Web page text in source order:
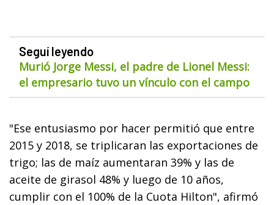
Seguí leyendo
Murió Jorge Messi, el padre de Lionel Messi:
el empresario tuvo un vínculo con el campo
"Ese entusiasmo por hacer permitió que entre
2015 y 2018, se triplicaran las exportaciones de
trigo; las de maíz aumentaran 39% y las de
aceite de girasol 48% y luego de 10 años,
cumplir con el 100% de la Cuota Hilton", afirmó